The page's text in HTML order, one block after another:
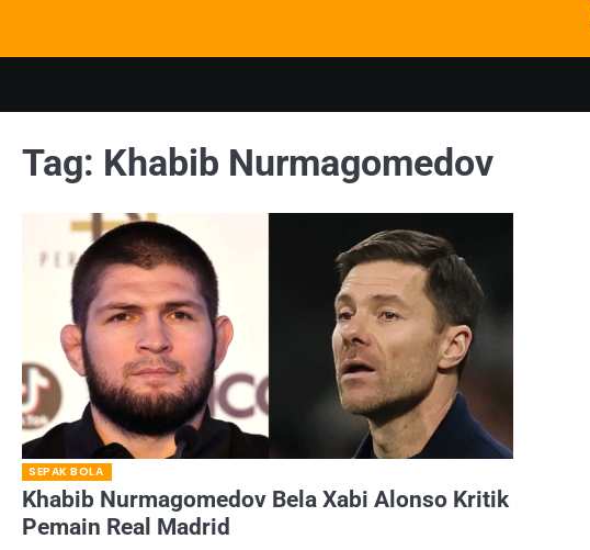
content
Tag: Khabib Nurmagomedov
SEPAK BOLA
Khabib Nurmagomedov Bela Xabi Alonso Kritik
Pemain Real Madrid